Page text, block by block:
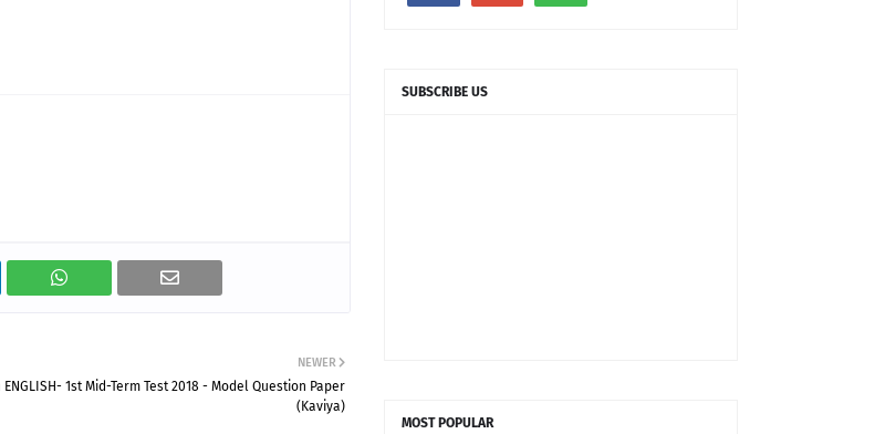
NEWER
ENGLISH- 1st Mid-Term Test 2018 - Model Question Paper
(Kaviya)
SUBSCRIBE US
MOST POPULAR